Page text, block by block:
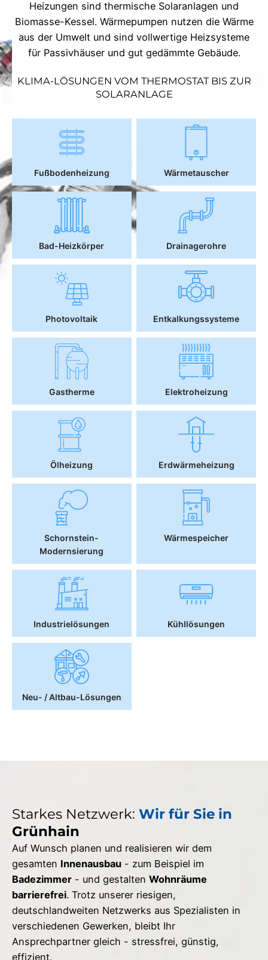
Heizungen sind thermische Solaranlagen und
Biomasse-Kessel. Wärmepumpen nutzen die Wärme
aus der Umwelt und sind vollwertige Heizsysteme
für Passivhäuser und gut gedämmte Gebäude.
KLIMA-LÖSUNGEN VOM THERMOSTAT BIS ZUR
SOLARANLAGE
Fußbodenheizung Wärmetauscher
Bad-Heizkörper Drainagerohre
Photovoltaik Entkalkungssysteme
Gastherme Elektroheizung
Ölheizung Erdwärmeheizung
Schornstein-
Modernsierung
Wärmespeicher
Industrielösungen Kühllösungen
Neu- / Altbau-Lösungen
Starkes Netzwerk: Wir für Sie in
Grünhain
Auf Wunsch planen und realisieren wir dem
gesamten Innenausbau - zum Beispiel im
Badezimmer - und gestalten Wohnräume
barrierefrei. Trotz unserer riesigen,
deutschlandweiten Netzwerks aus Spezialisten in
verschiedenen Gewerken, bleibt Ihr
Ansprechpartner gleich - stressfrei, günstig,
effizient.